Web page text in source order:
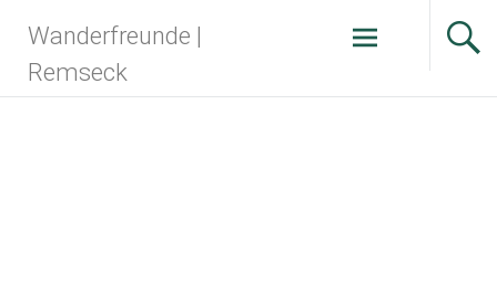
Inhalt
springen
Wanderfreunde |
Remseck